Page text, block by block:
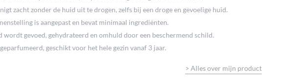
zacht zonder de huid uit te drogen, zelfs bij een droge en gevoelige huid.
is aangepast en bevat minimaal ingrediënten.
wordt gevoed, gehydrateerd en omhuld door een beschermend schild.
geschikt voor het hele gezin vanaf 3 jaar.
> Alles over mijn product